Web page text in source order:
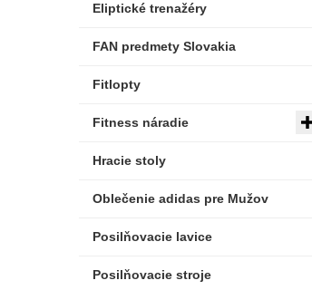
Eliptické trenažéry
FAN predmety Slovakia
Fitlopty
Fitness náradie
Hracie stoly
Oblečenie adidas pre Mužov
Posilňovacie lavice
Posilňovacie stroje